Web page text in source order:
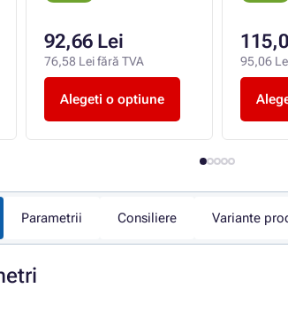
92,66 Lei
76,58 Lei fără TVA
Alegeti o optiune
95,06
Parametrii Consiliere Variante